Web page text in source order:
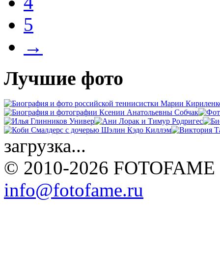
5
→
Лучшие фото
загрузка...
© 2010-2026 FOTOFAME
info@fotofame.ru